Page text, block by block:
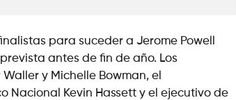
para suceder a Jerome Powell
antes de fin de año. Los
y Michelle Bowman, el
Nacional Kevin Hassett y el ejecutivo de